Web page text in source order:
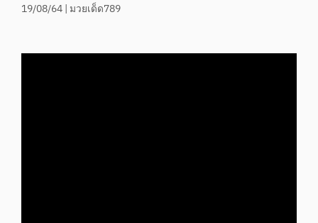
19/08/64 | มวยเด็ด789